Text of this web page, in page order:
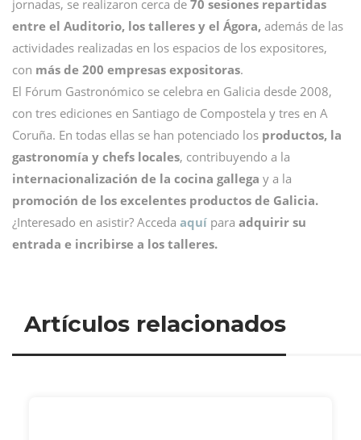
jornadas, se realizaron cerca de 70 sesiones repartidas
entre el Auditorio, los talleres y el Ágora, además de las
actividades realizadas en los espacios de los expositores,
con más de 200 empresas expositoras.
El Fórum Gastronómico se celebra en Galicia desde 2008,
con tres ediciones en Santiago de Compostela y tres en A
Coruña. En todas ellas se han potenciado los productos, la
gastronomía y chefs locales, contribuyendo a la
internacionalización de la cocina gallega y a la
promoción de los excelentes productos de Galicia.
¿Interesado en asistir? Acceda aquí para adquirir su
entrada e incribirse a los talleres.
Artículos relacionados